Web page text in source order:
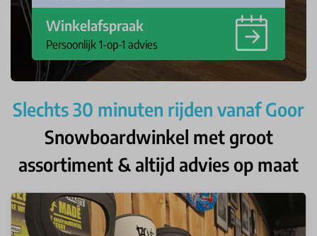
Winkelafspraak
Persoonlijk 1-op-1 advies
Slechts 30 minuten rijden vanaf Goor
Snowboardwinkel met groot
assortiment & altijd advies op maat